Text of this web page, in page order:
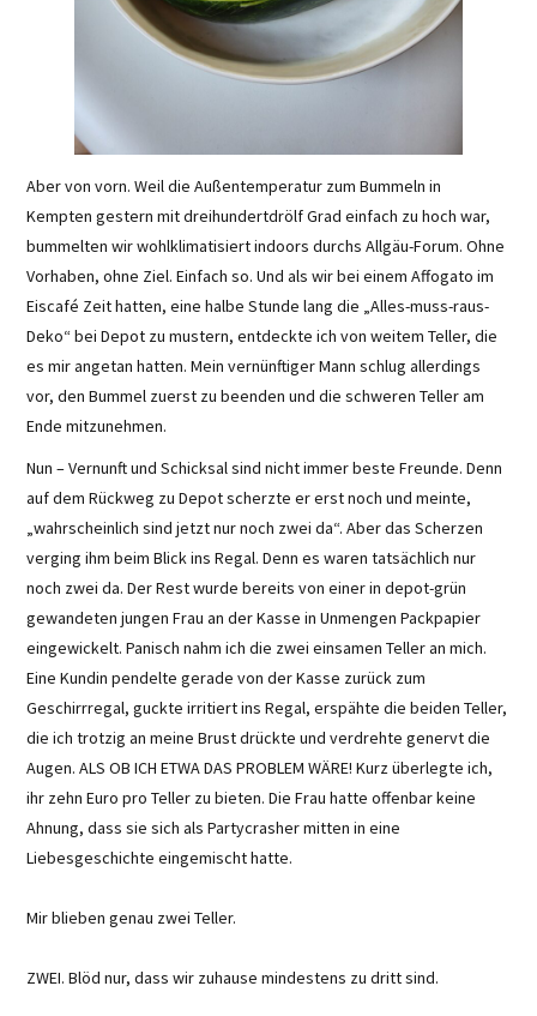
Aber von vorn. Weil die Außentemperatur zum Bummeln in
Kempten gestern mit dreihundertdrölf Grad einfach zu hoch war,
bummelten wir wohlklimatisiert indoors durchs Allgäu-Forum. Ohne
Vorhaben, ohne Ziel. Einfach so. Und als wir bei einem Affogato im
Eiscafé Zeit hatten, eine halbe Stunde lang die „Alles-muss-raus-
Deko“ bei Depot zu mustern, entdeckte ich von weitem Teller, die
es mir angetan hatten. Mein vernünftiger Mann schlug allerdings
vor, den Bummel zuerst zu beenden und die schweren Teller am
Ende mitzunehmen.
Nun – Vernunft und Schicksal sind nicht immer beste Freunde. Denn
auf dem Rückweg zu Depot scherzte er erst noch und meinte,
„wahrscheinlich sind jetzt nur noch zwei da“. Aber das Scherzen
verging ihm beim Blick ins Regal. Denn es waren tatsächlich nur
noch zwei da. Der Rest wurde bereits von einer in depot-grün
gewandeten jungen Frau an der Kasse in Unmengen Packpapier
eingewickelt. Panisch nahm ich die zwei einsamen Teller an mich.
Eine Kundin pendelte gerade von der Kasse zurück zum
Geschirrregal, guckte irritiert ins Regal, erspähte die beiden Teller,
die ich trotzig an meine Brust drückte und verdrehte genervt die
Augen. ALS OB ICH ETWA DAS PROBLEM WÄRE! Kurz überlegte ich,
ihr zehn Euro pro Teller zu bieten. Die Frau hatte offenbar keine
Ahnung, dass sie sich als Partycrasher mitten in eine
Liebesgeschichte eingemischt hatte.
Mir blieben genau zwei Teller.
ZWEI. Blöd nur, dass wir zuhause mindestens zu dritt sind.